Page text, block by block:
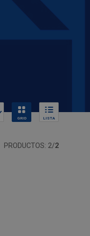
GRID LISTA
PRODUCTOS: 2/2